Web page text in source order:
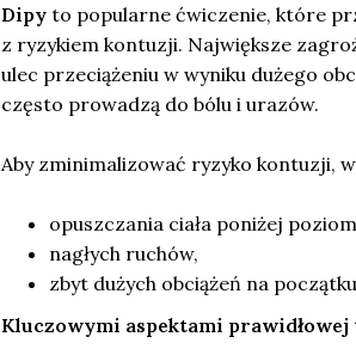
Dipy to popularne ćwiczenie, które
z ryzykiem kontuzji. Największe
ulec przeciążeniu w wyniku dużego
często prowadzą do bólu i urazów.
Aby zminimalizować ryzyko kontuzji,
opuszczania ciała poniżej
nagłych ruchów,
zbyt dużych obciążeń na
Kluczowymi aspektami